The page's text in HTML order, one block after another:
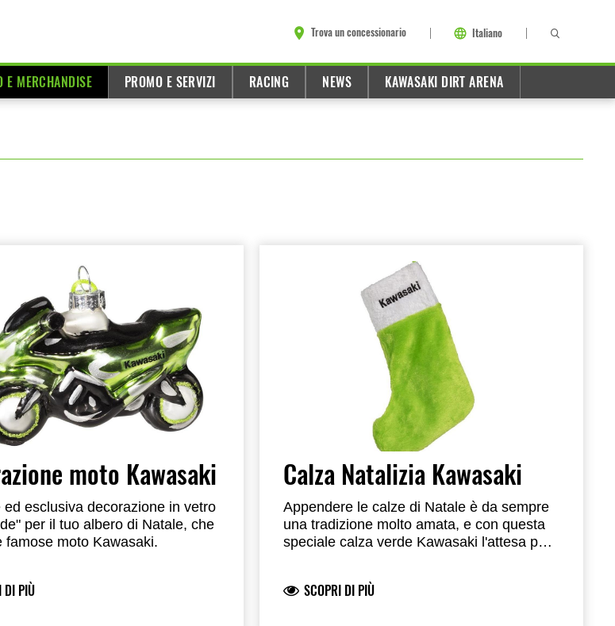
Trova un concessionario Italiano
E MERCHANDISE PROMO E SERVIZI RACING NEWS KAWASAKI DIRT ARENA
moto Kawasaki
ed esclusiva decorazione in vetro
per il tuo albero di Natale, che
famose moto Kawasaki.
DI PIÙ
Calza Natalizia Kawasaki
Appendere le calze di Natale è da sempre
una tradizione molto amata, e con questa
speciale calza verde Kawasaki l'attesa per
Kawasaki che stavi sognando…
SCOPRI DI PIÙ